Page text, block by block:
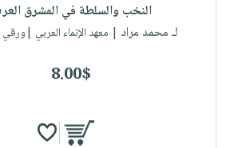
النخب والسلطة في المشرق
لـ محمد مراد | معهد الإنماء العربي
8.00$